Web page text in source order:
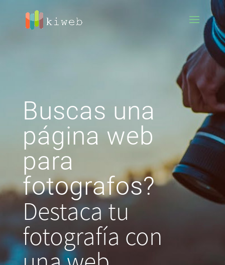
Buscas una
página web
para
fotografos?
Destaca tu
fotografía con